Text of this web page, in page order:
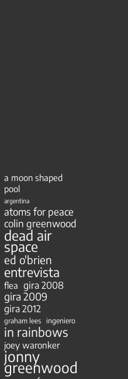
a moon shaped
pool
argentina
atoms for peace
colin greenwood
dead air
space
ed o'brien
entrevista
flea gira 2008
gira 2009
gira 2012
graham lees ingeniero
in rainbows
joey waronker
jonny
greenwood